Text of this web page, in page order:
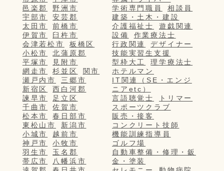
邑楽郡
野洲市
宇部市
安芸郡
太田市
前橋市
伊賀市
臼杵市
会津若松市
板橋区
小松市
北蒲原郡
平塚市
見附市
網走市
杉並区
関市
瀬戸内市
三郷市
新宿区
西白河郡
諫早市
足立区
千曲市
佐賀市
松本市
春日部市
東松山市
新潟市
小城市
越前市
神戸市
小牧市
羽生市
玉名郡
帯広市
八幡浜市
学術専門職員
相談員
建築・土木・建設
介護福祉士
遊戯関連
設備
作業療法士
行政関連
デザイナー
技能実習生支援
型枠大工
理学療法士
ホテルマン
IT関連（SE・エンジ
ニアetc）
言語聴覚士
トリマー
スポーツクラブ
販売・接客
コンクリート技師
機能訓練指導員
ゴルフ場
自動車整備・修理・鈑
金・塗装